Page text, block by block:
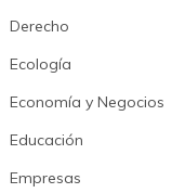
Derecho
Ecología
Economía y Negocios
Educación
Empresas